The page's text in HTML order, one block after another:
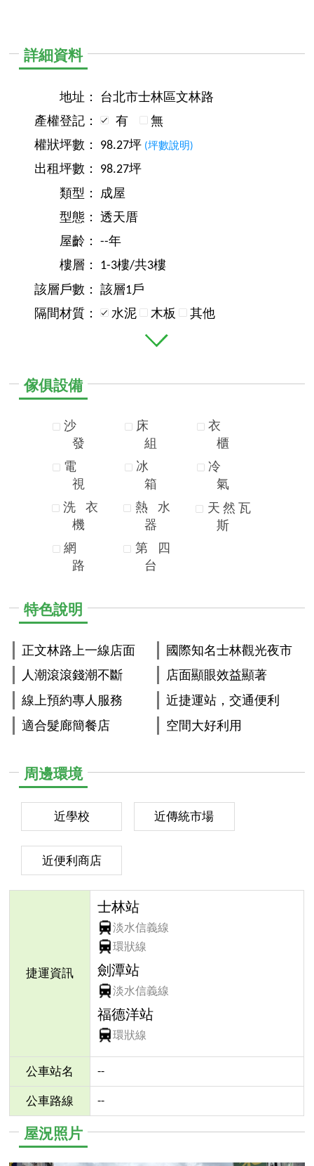
詳細資料
地址：
台北市士林區文林路
產權登記：
有
無
權狀坪數：
98.27坪 (坪數說明)
出租坪數：
98.27坪
類型：
成屋
型態：
透天厝
屋齡：
--年
樓層：
1-3樓/共3樓
該層戶數：
該層1戶
隔間材質：
水泥 木板 其他
傢俱設備
沙
發
電
視
洗
衣
機
網
路
床
組
冰
箱
熱
水
器
第
四
台
衣
櫃
冷
氣
天 然 瓦
斯
特色說明
正文林路上一線店面
人潮滾滾錢潮不斷
線上預約專人服務
適合髮廊簡餐店
國際知名士林觀光夜市
店面顯眼效益顯著
近捷運站，交通便利
空間大好利用
周邊環境
近學校 近傳統市場
近便利商店
捷運資訊
士林站
淡水信義線
環狀線
劍潭站
淡水信義線
福德洋站
環狀線
公車站名 --
公車路線 --
屋況照片